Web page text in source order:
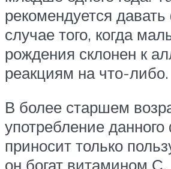
рекомендуется
случае того, когда
рождения склонен к
реакциям на что-либо.
В более старшем
употребление данного
приносит только
он богат витамином С,